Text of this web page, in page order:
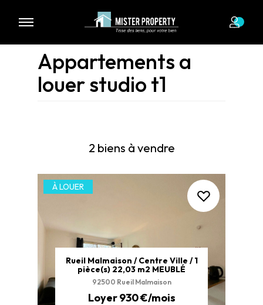
Appartements a
louer studio t1
2 biens à vendre
Rueil Malmaison / Centre Ville / 1
pièce(s) 22,03 m2 MEUBLÉ
92500 Rueil Malmaison
Loyer 930 €/mois
À LOUER